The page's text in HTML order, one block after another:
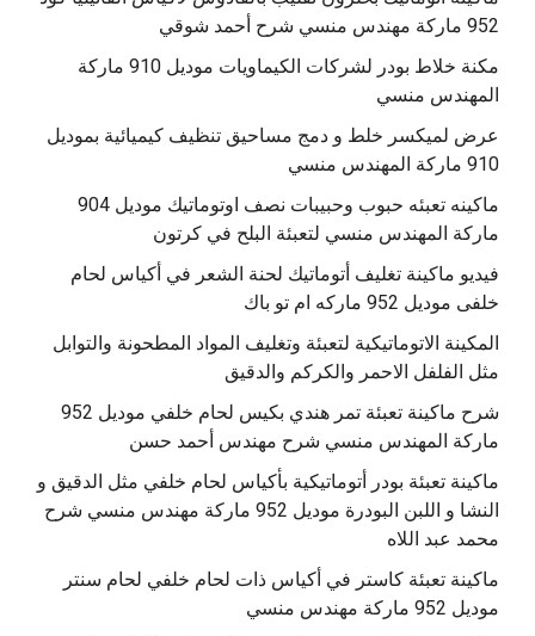
مكنة خلاط بودر لشركات الكيماويات موديل 910 ماركة
المهندس منسي
عرض لميكسر خلط و دمج مساحيق تنظيف كيميائية بموديل
910 ماركة المهندس منسي
‫ماكينه تعبئه حبوب وحبيبات نصف اوتوماتيك موديل 904
‫فيديو ماكينة تغليف أتوماتيك لحنة الشعر في أكياس لحام
خلفى موديل 952 ماركه ام تو باك
المكينة الاتوماتيكية لتعبئة وتغليف المواد المطحونة والتوابل
مثل الفلفل الاحمر والكركم والدقيق
‫شرح ماكينة تعبئة تمر هندي بكيس لحام خلفي موديل 952
ماكينة تعبئة بودر أتوماتيكية بأكياس لحام خلفي مثل الدقيق و
النشا و اللبن البودرة موديل 952 ماركة مهندس منسي شرح
محمد عبد اللاه
‫ماكينة تعبئة كاستر في أكياس ذات لحام خلفي لحام سنتر
موديل 952 ماركة مهندس منسي